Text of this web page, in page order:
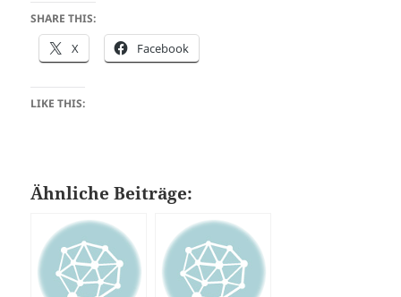
SHARE THIS:
X Facebook
LIKE THIS:
Ähnliche Beiträge: